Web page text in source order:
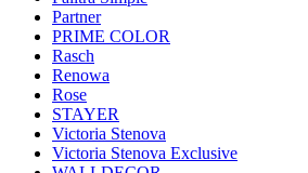
Partner
PRIME COLOR
Rasch
Renowa
Rose
STAYER
Victoria Stenova
Victoria Stenova Exclusive